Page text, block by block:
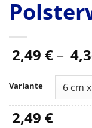
2,49 € –
Variante
2,49 €